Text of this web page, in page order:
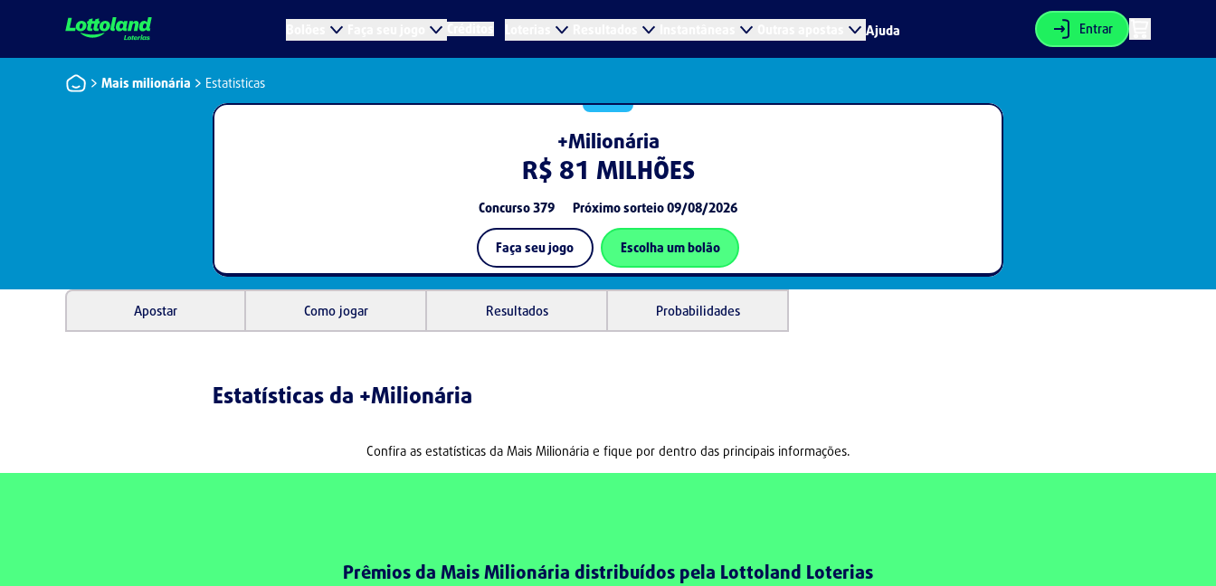
Ajuda Entrar
Mais milionária Estatisticas
+Milionária
R$ 81 MILHÕES
Concurso379 Próximo sorteio09/08/2026
Faça seu jogo Escolha um bolão
Apostar Como jogar Resultados Probabilidades
Estatísticas da +Milionária
Confira as estatísticas da Mais Milionária e fique por dentro das principais informações.
Prêmios da Mais Milionária distribuídos pela Lottoland Loterias